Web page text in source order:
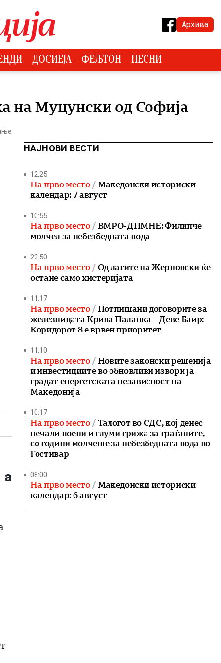
Архива
ДОСИЕЈА ФЕЉТОН ПЕСНИ
на Муцунски од Софија
а
НАЈНОВИ ВЕСТИ
12:25
На прво место
Македонски историски
календар: 7 август
10:55
На прво место
ВМРО-ДПМНЕ: Филипче
молчел за небезбедната вода
23:50
На прво место
Од лагите на Жерновски ќе
остане само хистеријата
11:17
На прво место
Потпишани договорите за
железницата Крива Паланка – Деве Баир:
Коридорот 8 е врвен приоритет
11:10
На прво место
Новите законски решенија
и инвестициите во обновливи извори ја
градат енергетската независност на
Македонија
10:17
На прво место
Талогот во СДС, кој денес
печали поени и глуми грижа за граѓаните,
со години молчеше за небезбедната вода во
Гостивар
08:00
На прво место
Македонски историски
календар: 6 август